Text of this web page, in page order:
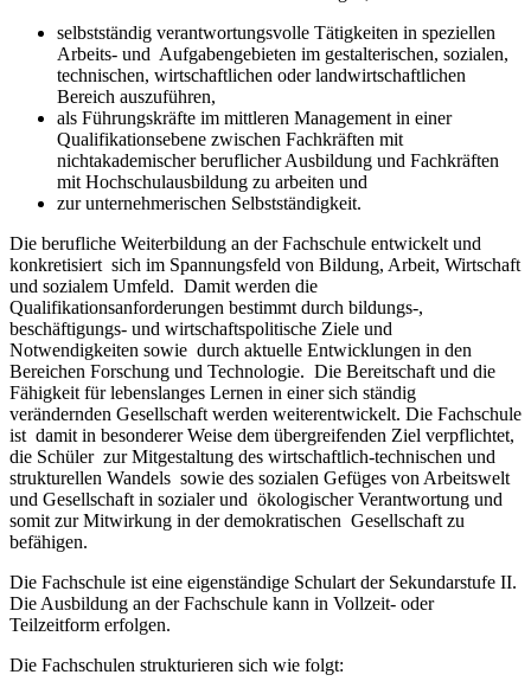
selbstständig verantwortungsvolle Tätigkeiten in speziellen
Arbeits- und Aufgabengebieten im gestalterischen, sozialen,
technischen, wirtschaftlichen oder landwirtschaftlichen
Bereich auszuführen,
als Führungskräfte im mittleren Management in einer
Qualifikationsebene zwischen Fachkräften mit
nichtakademischer beruflicher Ausbildung und Fachkräften
mit Hochschulausbildung zu arbeiten und
zur unternehmerischen Selbstständigkeit.
Die berufliche Weiterbildung an der Fachschule entwickelt und
konkretisiert sich im Spannungsfeld von Bildung, Arbeit, Wirtschaft
und sozialem Umfeld. Damit werden die
Qualifikationsanforderungen bestimmt durch bildungs-,
beschäftigungs- und wirtschaftspolitische Ziele und
Notwendigkeiten sowie durch aktuelle Entwicklungen in den
Bereichen Forschung und Technologie. Die Bereitschaft und die
Fähigkeit für lebenslanges Lernen in einer sich ständig
verändernden Gesellschaft werden weiterentwickelt. Die Fachschule
ist damit in besonderer Weise dem übergreifenden Ziel verpflichtet,
die Schüler zur Mitgestaltung des wirtschaftlich-technischen und
strukturellen Wandels sowie des sozialen Gefüges von Arbeitswelt
und Gesellschaft in sozialer und ökologischer Verantwortung und
somit zur Mitwirkung in der demokratischen Gesellschaft zu
befähigen.
Die Fachschule ist eine eigenständige Schulart der Sekundarstufe II.
Die Ausbildung an der Fachschule kann in Vollzeit- oder
Teilzeitform erfolgen.
Die Fachschulen strukturieren sich wie folgt: